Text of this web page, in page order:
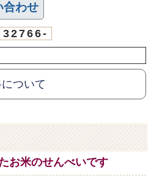
合わせ
32766-
ついて
お米のせんべいです